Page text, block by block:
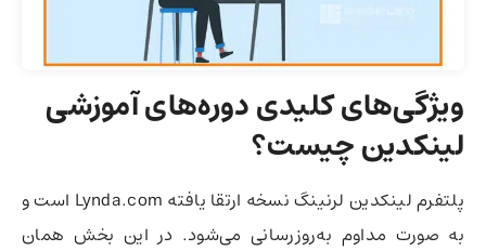
ویژگی‌های کلیدی دوره‌های آموزشی
لینکدین چیست؟
پلتفرم لینکدین لرنینگ نسخه ارتقا یافته Lynda.com است و
به صورت مداوم به‌روزرسانی می‌شود. در این بخش همان